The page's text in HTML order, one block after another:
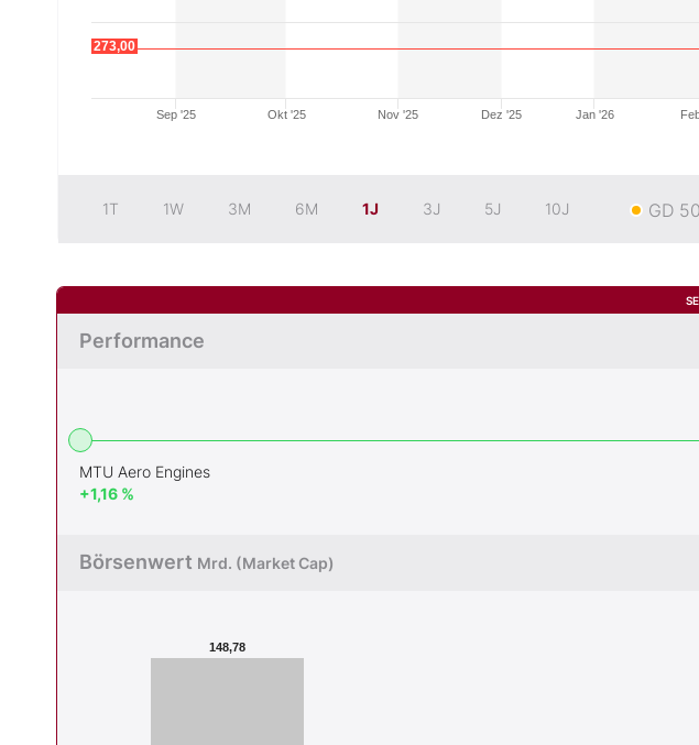
Sep '25 Okt '25 Nov '25 Dez '25 Jan '26
273,00
1T 1W 3M 6M 1J 3J 5J 10J GD 50
Performance
MTU Aero Engines
+1,16 %
Börsenwert Mrd. (Market Cap)
148,78